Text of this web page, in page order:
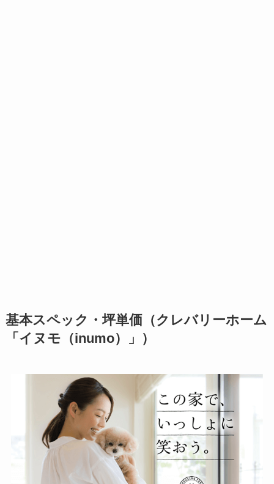
基本スペック・坪単価（クレバリーホーム
「イヌモ（inumo）」）